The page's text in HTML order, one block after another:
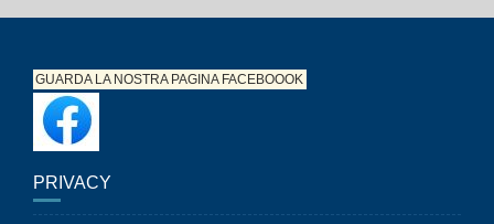
GUARDA LA NOSTRA PAGINAFACEBOOOK
PRIVACY